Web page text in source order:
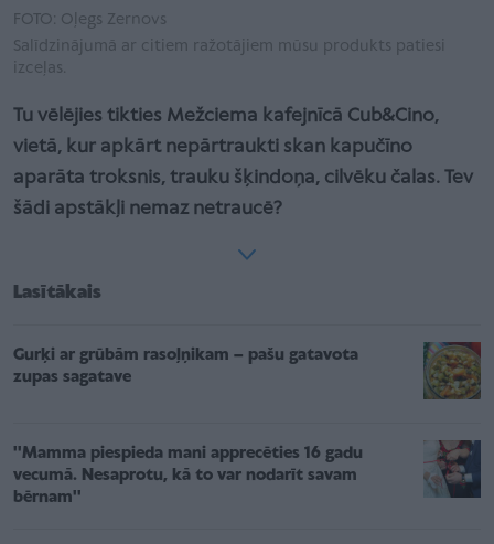
FOTO: Oļegs Zernovs
Salīdzinājumā ar citiem ražotājiem mūsu produkts patiesi
izceļas.
Tu vēlējies tikties Mežciema kafejnīcā Cub&Cino,
vietā, kur apkārt nepārtraukti skan kapučīno
aparāta troksnis, trauku šķindoņa, cilvēku čalas. Tev
šādi apstākļi nemaz netraucē?
Lasītākais
Gurķi ar grūbām rasoļņikam – pašu gatavota
zupas sagatave
''Mamma piespieda mani apprecēties 16 gadu
vecumā. Nesaprotu, kā to var nodarīt savam
bērnam''